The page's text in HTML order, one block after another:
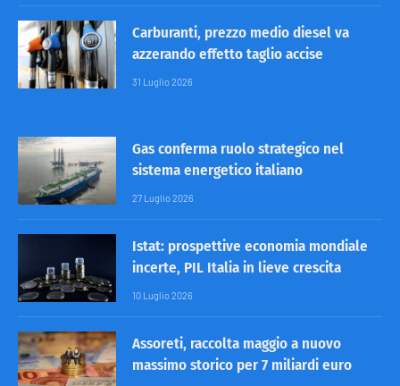
Carburanti, prezzo medio diesel va
azzerando effetto taglio accise
31 Luglio 2026
Gas conferma ruolo strategico nel
sistema energetico italiano
27 Luglio 2026
Istat: prospettive economia mondiale
incerte, PIL Italia in lieve crescita
10 Luglio 2026
Assoreti, raccolta maggio a nuovo
massimo storico per 7 miliardi euro